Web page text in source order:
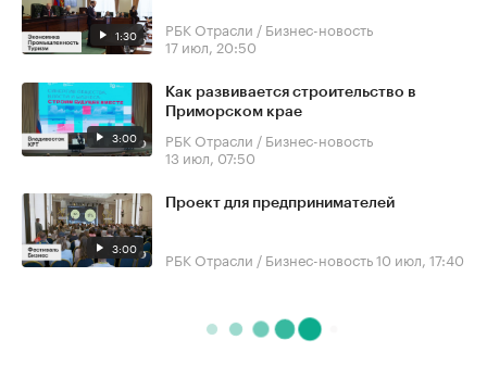
1:30
РБК Отрасли / Бизнес-новость
17 июл, 20:50
3:00
Как развивается строительство в
Приморском крае
РБК Отрасли / Бизнес-новость
13 июл, 07:50
3:00
Проект для предпринимателей
РБК Отрасли / Бизнес-новость10 июл, 17:40